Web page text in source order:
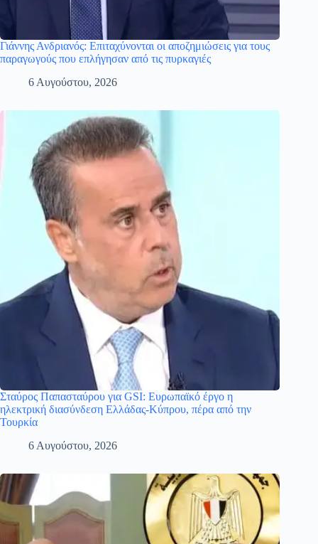
Γιάννης Ανδριανός: Επιταχύνονται οι αποζημιώσεις για τους
παραγωγούς που επλήγησαν από τις πυρκαγιές
6 Αυγούστου, 2026
Σταύρος Παπασταύρου για GSI: Ευρωπαϊκό έργο η
ηλεκτρική διασύνδεση Ελλάδας-Κύπρου, πέρα από την
Τουρκία
6 Αυγούστου, 2026